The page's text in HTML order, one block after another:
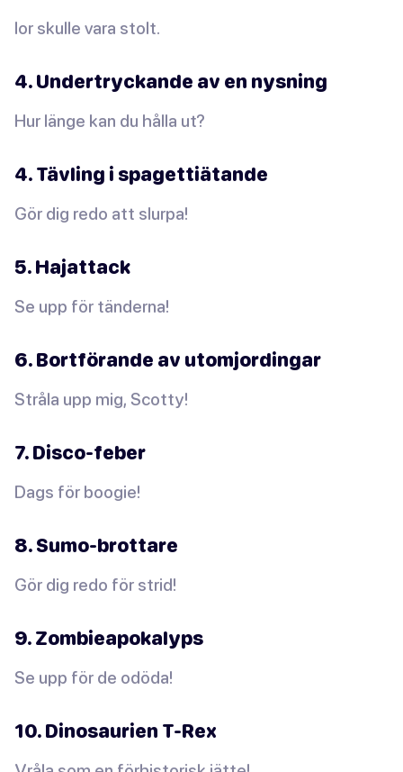
Ior skulle vara stolt.
4. Undertryckande av en nysning
Hur länge kan du hålla ut?
4. Tävling i spagettiätande
Gör dig redo att slurpa!
5. Hajattack
Se upp för tänderna!
6. Bortförande av utomjordingar
Stråla upp mig, Scotty!
7. Disco-feber
Dags för boogie!
8. Sumo-brottare
Gör dig redo för strid!
9. Zombieapokalyps
Se upp för de odöda!
10. Dinosaurien T-Rex